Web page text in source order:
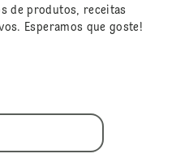
de produtos, receitas
Esperamos que goste!